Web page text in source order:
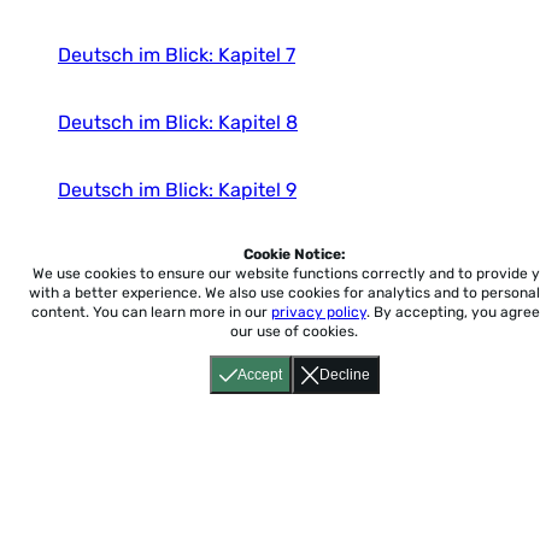
Deutsch im Blick: Kapitel 7
Deutsch im Blick: Kapitel 8
Deutsch im Blick: Kapitel 9
Deutsch im Blick: Kapitel 10
Accessibility Pricing Privacy Terms
Accept Decline
Cookie Notice:
We use cookies to ensure our website functions correctly and to provide
with a better experience. We also use cookies for analytics and to
content. You can learn more in our privacy policy. By accepting, you
our use of cookies.